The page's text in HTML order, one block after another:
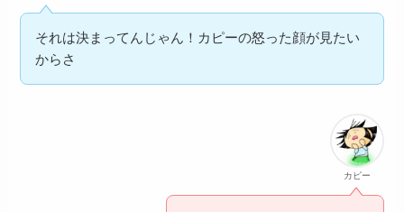
それは決まってんじゃん！カピーの怒った顔が見たい
からさ
カピー